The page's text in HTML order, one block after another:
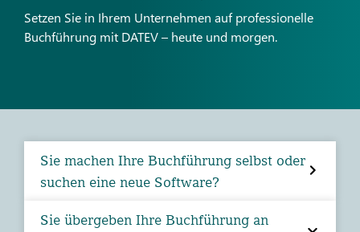
Setzen Sie in Ihrem Unternehmen auf professionelle
Buchführung mit DATEV – heute und morgen.
Sie machen Ihre Buchführung selbst oder
suchen eine neue Software?
Sie übergeben Ihre Buchführung an